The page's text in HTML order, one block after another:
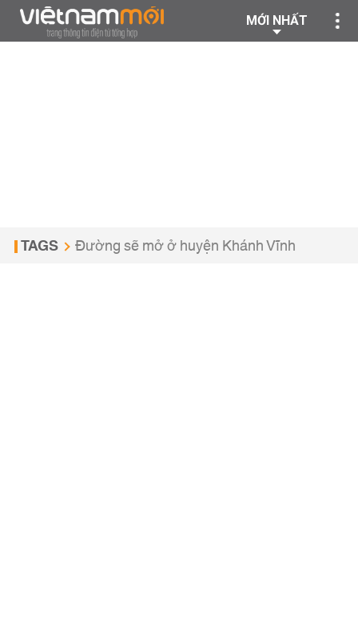
MỚI NHẤT
TAGS Đường sẽ mở ở huyện Khánh Vĩnh